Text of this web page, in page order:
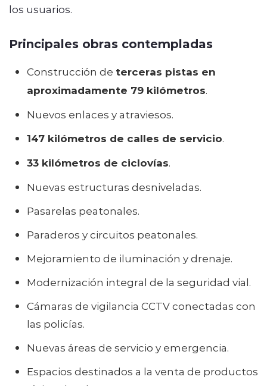
los usuarios.
Principales obras contempladas
Construcción de terceras pistas en
aproximadamente 79 kilómetros.
Nuevos enlaces y atraviesos.
147 kilómetros de calles de servicio.
33 kilómetros de ciclovías.
Nuevas estructuras desniveladas.
Pasarelas peatonales.
Paraderos y circuitos peatonales.
Mejoramiento de iluminación y drenaje.
Modernización integral de la seguridad vial.
Cámaras de vigilancia CCTV conectadas con
las policías.
Nuevas áreas de servicio y emergencia.
Espacios destinados a la venta de productos